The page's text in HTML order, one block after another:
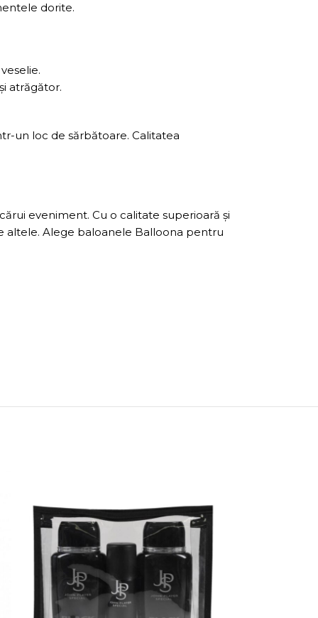
dorite.
atrăgător.
un loc de sărbătoare. Calitatea
eveniment. Cu o calitate superioară și
altele. Alege baloanele Balloona pentru